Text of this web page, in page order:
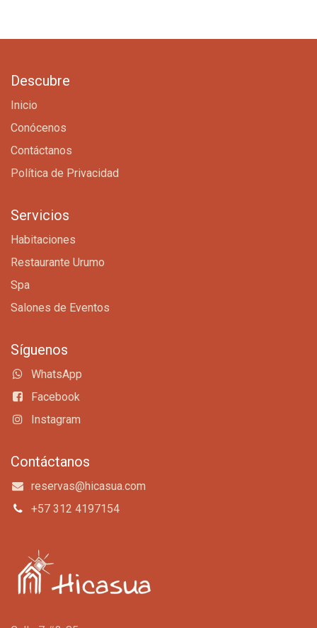
Descubre
Inicio
Conócenos
Contáctanos
Política de Privacidad
Servicios
Habitaciones
Restaurante Urumo
Spa
Salones de Eventos
Síguenos
WhatsApp
Facebook
Instagram
Contáctanos
reservas@hicasua.com
+57 312 4197154